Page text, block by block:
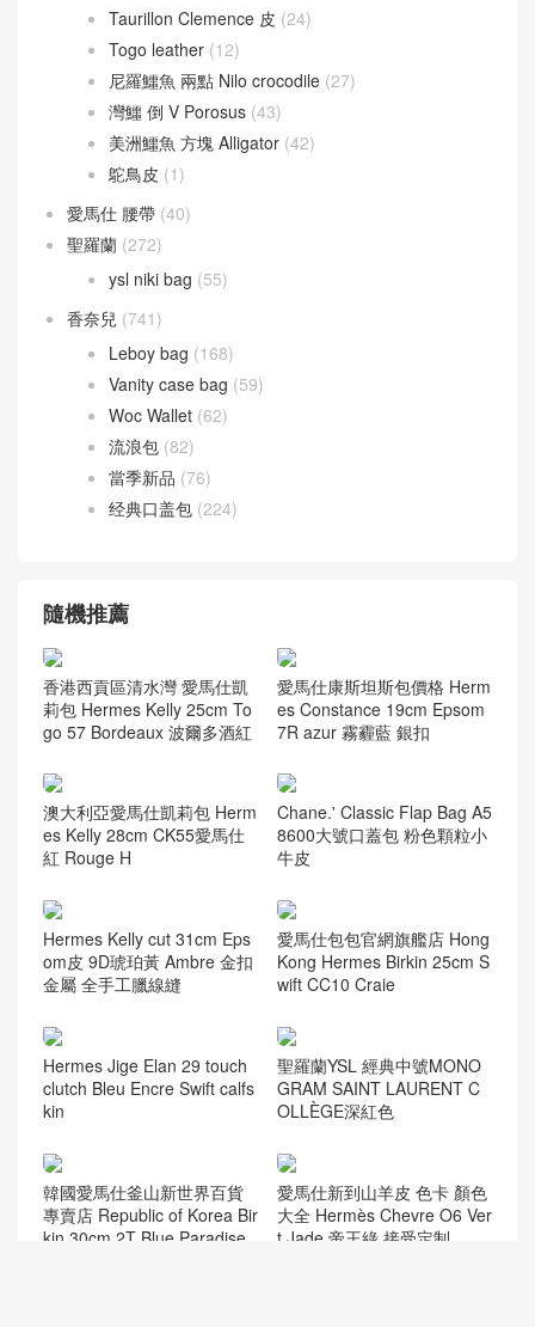
Taurillon Clemence 皮 (24)
Togo leather (12)
尼羅鱷魚 兩點 Nilo crocodile (27)
灣鱷 倒 V Porosus (43)
美洲鱷魚 方塊 Alligator (42)
鴕鳥皮 (1)
愛馬仕 腰帶 (40)
聖羅蘭 (272)
ysl niki bag (55)
香奈兒 (741)
Leboy bag (168)
Vanity case bag (59)
Woc Wallet (62)
流浪包 (82)
當季新品 (76)
经典口盖包 (224)
隨機推薦
香港西貢區清水灣 愛馬仕凱
莉包 Hermes Kelly 25cm To
go 57 Bordeaux 波爾多酒紅
愛馬仕康斯坦斯包價格 Herm
es Constance 19cm Epsom
7R azur 霧霾藍 銀扣
澳大利亞愛馬仕凱莉包 Herm
es Kelly 28cm CK55愛馬仕
紅 Rouge H
Chane.' Classic Flap Bag A5
8600大號口蓋包 粉色顆粒小
牛皮
Hermes Kelly cut 31cm Eps
om皮 9D琥珀黃 Ambre 金扣
金屬 全手工臘線縫
愛馬仕包包官網旗艦店 Hong
Kong Hermes Birkin 25cm S
wift CC10 Craie
Hermes Jige Elan 29 touch
clutch Bleu Encre Swift calfs
kin
聖羅蘭YSL 經典中號MONO
GRAM SAINT LAURENT C
OLLÈGE深紅色
韓國愛馬仕釜山新世界百貨
專賣店 Republic of Korea Bir
kin 30cm 2T Blue Paradise
愛馬仕新到山羊皮 色卡 顏色
大全 Hermès Chevre O6 Ver
t Jade 帝王綠 接受定制